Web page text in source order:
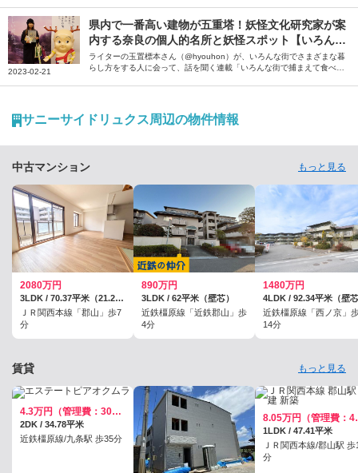
2023-02-21
県内で一番高い建物が五重塔！妖怪文化研究家が案
内する奈良の個人的名所と妖怪スポット【いろんな
街で捕まえて食べる】
ライターの玉置標本さん（@hyouhon）が、いろんな街でさまざまな暮
らし方をする人に会って、話を聞く連載「いろんな街で捕まえて食べ
サニーサイドリュクス周辺の物件情報
中古マンション もっと見る
2080万円
3LDK / 70.37平米（21.28坪）（壁芯）
ＪＲ関西本線「郡山」歩7
分
890万円
3LDK / 62平米（壁芯）
近鉄橿原線「近鉄郡山」歩
4分
1480万円
4LDK / 92.34平米（壁
近鉄橿原線「西ノ京」
14分
賃貸 もっと見る
4.3万円（管理費：3000円）
2DK / 34.78平米
近鉄橿原線/九条駅 歩35分
8.05
1LDK / 47.41平米
ＪＲ関西本線/郡山駅 歩
分